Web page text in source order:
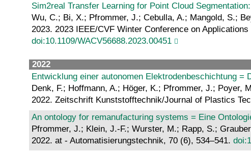
Sim2real Transfer Learning for Point Cloud
Wu, C.; Bi, X.; Pfrommer, J.; Cebulla, A.; Mangold, S.;
2023. 2023 IEEE/CVF Winter Conference on
doi:10.1109/WACV56688.2023.00451
2022
Entwicklung einer autonomen Elektrodenbeschichtung =
Denk, F.; Hoffmann, A.; Höger, K.; Pfrommer, J.; Poyer,
2022. Zeitschrift Kunststofftechnik/Journal of Plastics
An ontology for remanufacturing systems = Eine
Pfrommer, J.; Klein, J.-F.; Wurster, M.; Rapp, S.;
2022. at - Automatisierungstechnik, 70 (6), 534–541.